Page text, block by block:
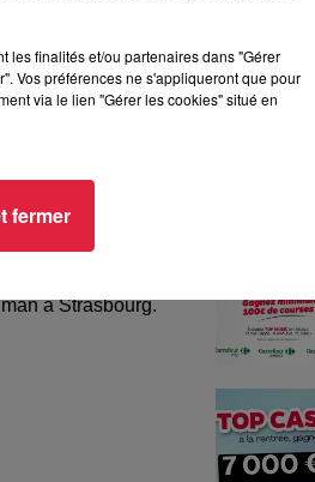
à
à Strasbourg.
Tous
les finalités et/ou partenaires dans "Gérer
Vos préférences ne s'appliqueront que pour
via le lien "Gérer les cookies" situé en
fermer